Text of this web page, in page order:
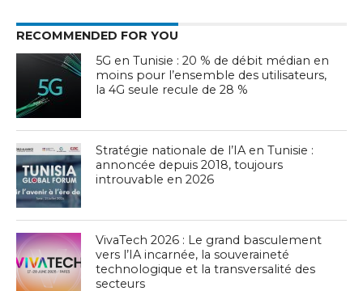
RECOMMENDED FOR YOU
5G en Tunisie : 20 % de débit médian en
moins pour l’ensemble des utilisateurs,
la 4G seule recule de 28 %
Stratégie nationale de l’IA en Tunisie :
annoncée depuis 2018, toujours
introuvable en 2026
VivaTech 2026 : Le grand basculement
vers l’IA incarnée, la souveraineté
technologique et la transversalité des
secteurs